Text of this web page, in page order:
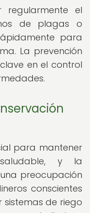
regularmente el
de plagas o
para
La prevención
en el control
para mantener
y la
preocupación
conscientes
sistemas de riego